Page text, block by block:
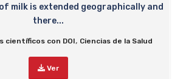
milk is extended geographically and
there...
científicos con DOI, Ciencias de la Salud
Ver